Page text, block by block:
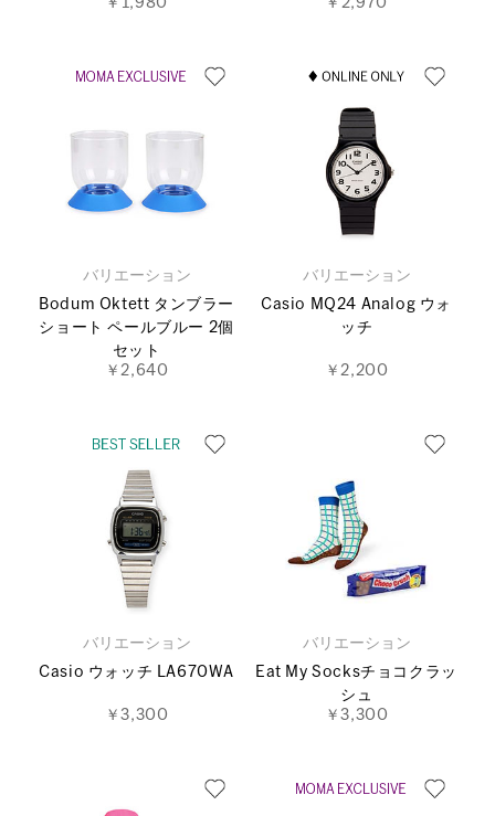
￥1,980
￥2,970
バリエーション
Bodum Oktett タンブラー
ショート ペールブルー 2個
セット
￥2,640
バリエーション
Casio MQ24 Analog ウォ
ッチ
￥2,200
バリエーション
Casio ウォッチ LA670WA
￥3,300
バリエーション
Eat My Socksチョコクラッ
シュ
￥3,300